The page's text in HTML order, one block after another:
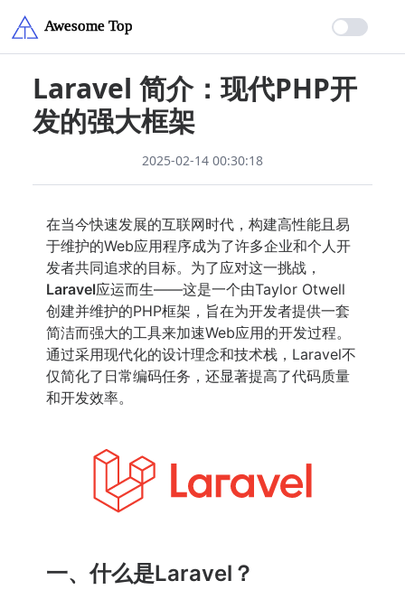
Laravel 简介：现代PHP开
发的强大框架
2025-02-14 00:30:18
在当今快速发展的互联网时代，构建高性能且易
于维护的Web应用程序成为了许多企业和个人开
发者共同追求的目标。为了应对这一挑战，
Laravel应运而生——这是一个由Taylor Otwell
创建并维护的PHP框架，旨在为开发者提供一套
简洁而强大的工具来加速Web应用的开发过程。
通过采用现代化的设计理念和技术栈，Laravel不
仅简化了日常编码任务，还显著提高了代码质量
和开发效率。
一、什么是Laravel？